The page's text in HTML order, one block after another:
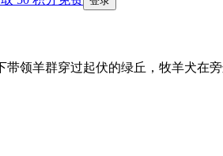
带领羊群穿过起伏的绿丘，牧羊犬在